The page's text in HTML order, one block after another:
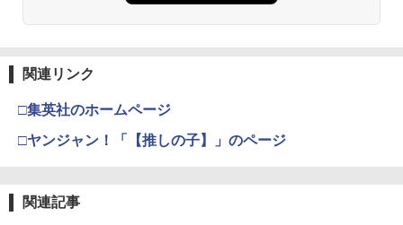
関連リンク
□集英社のホームページ
□ヤンジャン！「【推しの子】」のページ
関連記事